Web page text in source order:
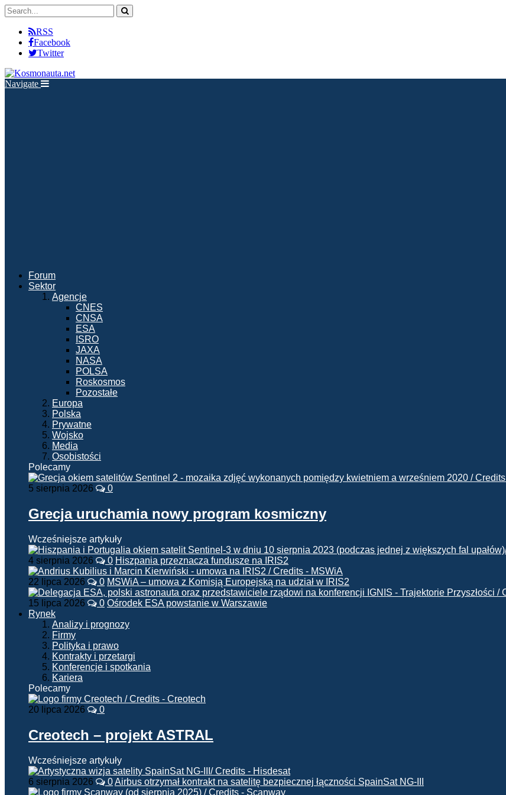
RSS
Facebook
Twitter
Navigate
Forum
Sektor
Agencje
CNES
CNSA
ESA
ISRO
JAXA
NASA
POLSA
Roskosmos
Pozostałe
Europa
Polska
Prywatne
Wojsko
Media
Osobistości
Polecamy
5 sierpnia 2026 0
Grecja uruchamia nowy program kosmiczny
Wcześniejsze artykuły
4 sierpnia 2026 0 Hiszpania przeznacza fundusze na IRIS2
22 lipca 2026 0 MSWiA – umowa z Komisją Europejską na udział w IRIS2
15 lipca 2026 0 Ośrodek ESA powstanie w Warszawie
Rynek
Analizy i prognozy
Firmy
Polityka i prawo
Kontrakty i przetargi
Konferencje i spotkania
Kariera
Polecamy
20 lipca 2026 0
Creotech – projekt ASTRAL
Wcześniejsze artykuły
6 sierpnia 2026 0Airbus otrzymał kontrakt na satelitę bezpiecznej łączności SpainSat NG-III